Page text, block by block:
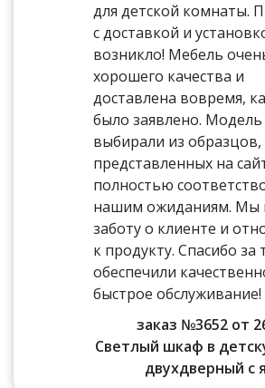
для детской комнаты.
с доставкой и
возникло! Мебель
хорошего качества и
доставлена вовремя,
было заявлено.
выбирали из образцов,
представленных на
полностью
нашим ожиданиям. Мы
заботу о клиенте и
к продукту. Спасибо за
обеспечили
быстрое обслуживание!
заказ №3652 от
Светлый шкаф в
двухдверный с